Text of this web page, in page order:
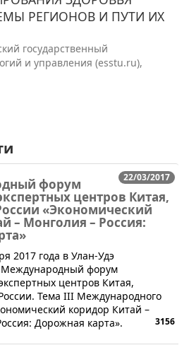
РЕГИОНОВ И ПУТИ ИХ
государственный
и управления (esstu.ru),
22/03/2017
форум
центров Китая,
«Экономический
– Монголия – Россия:
2017 года в Улан-Удэ
Международный форум
центров Китая,
Тема III Международного
коридор Китай –
Дорожная карта».
3156